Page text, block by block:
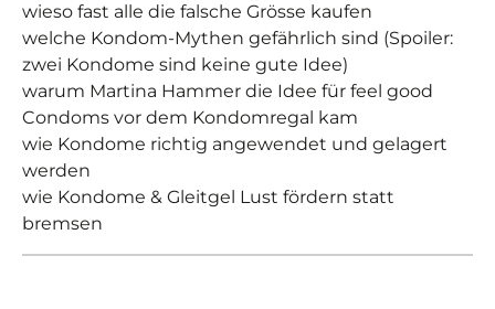
wieso fast alle die falsche Grösse kaufen
welche Kondom-Mythen gefährlich sind (Spoiler:
zwei Kondome sind keine gute Idee)
warum Martina Hammer die Idee für feel good
Condoms vor dem Kondomregal kam
wie Kondome richtig angewendet und gelagert
werden
wie Kondome & Gleitgel Lust fördern statt
bremsen